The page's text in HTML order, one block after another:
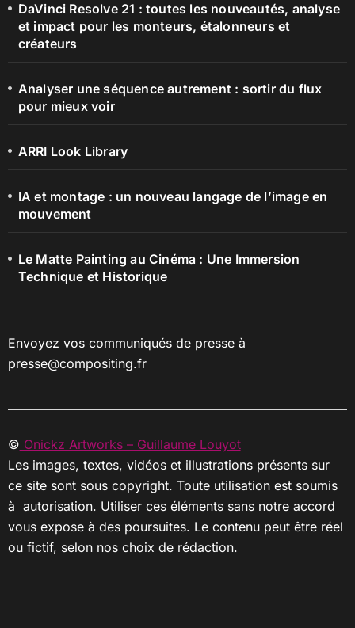
DaVinci Resolve 21 : toutes les nouveautés, analyse
et impact pour les monteurs, étalonneurs et
créateurs
Analyser une séquence autrement : sortir du flux
pour mieux voir
ARRI Look Library
IA et montage : un nouveau langage de l’image en
mouvement
Le Matte Painting au Cinéma : Une Immersion
Technique et Historique
Envoyez vos communiqués de presse à
presse@compositing.fr
© Onickz Artworks – Guillaume Louyot
Les images, textes, vidéos et illustrations présents sur
ce site sont sous copyright. Toute utilisation est soumis
à autorisation. Utiliser ces éléments sans notre accord
vous expose à des poursuites. Le contenu peut être réel
ou fictif, selon nos choix de rédaction.